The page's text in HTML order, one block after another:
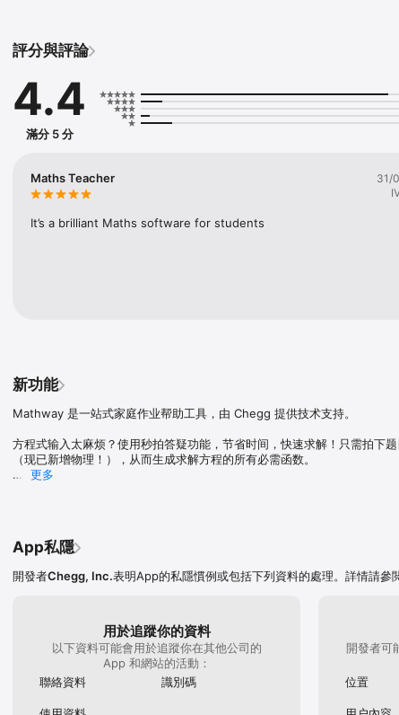
- 代數
- 微積分學預科
- 微積分
- 統計學
- 有限數學
- 線性代數
- 繪圖
評分與評論
4.4
滿分 5 分
Maths Teacher
31/
It’s a brilliant Maths software for students
新功能
Mathway 是一站式家庭作业帮助工具，由 Chegg 提供技术支持。
方程式输入太麻烦？使用秒拍答疑功能，节省时间，快速求解！只需拍下
（现已新增物理！），从而生成求解方程的所有必需函数。
更多
App私隱
開發者Chegg, Inc.表明App的私隱慣例或包括下列資料的處理。詳情請參
用於追蹤你的資料
以下資料可能會用於追蹤你在其他公司的
App 和網站的活動：
聯絡資料
識別碼
開發者可
位置